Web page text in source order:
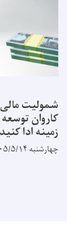
شمولیت مالی
کاروان
زمینه ادا
چهارشنبه ۱۴۰۵/۵/۱۴ - ۱۵:۷